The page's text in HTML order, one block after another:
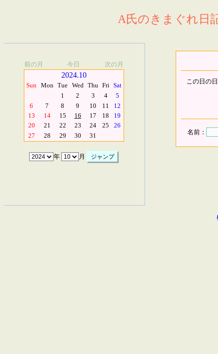
A氏のきまぐれ日
前の月 今日 次の月
2024.10
Sun Mon Tue Wed Thu Fri Sat
1
2 3 4
5
6
7 8 9 10 11
12
13
14 15 16 17 18
19
20
21 22 23 24 25
26
27
28 29 30 31
年 月
この日の
名前：